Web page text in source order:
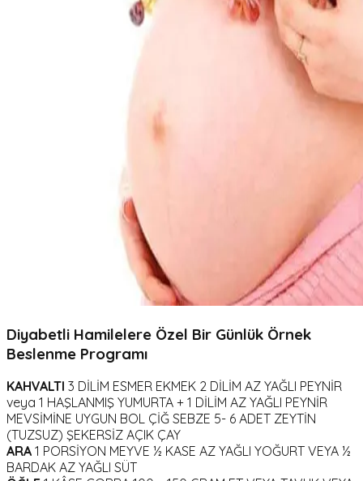
Diyabetli Hamilelere Özel Bir Günlük Örnek
Beslenme Programı
KAHVALTI 3 DİLİM ESMER EKMEK 2 DİLİM AZ YAĞLI PEYNİR
veya 1 HAŞLANMIŞ YUMURTA + 1 DİLİM AZ YAĞLI PEYNİR
MEVSİMİNE UYGUN BOL ÇİĞ SEBZE 5- 6 ADET ZEYTİN
(TUZSUZ) ŞEKERSİZ AÇIK ÇAY
ARA 1 PORSİYON MEYVE ½ KASE AZ YAĞLI YOĞURT VEYA ½
BARDAK AZ YAĞLI SÜT